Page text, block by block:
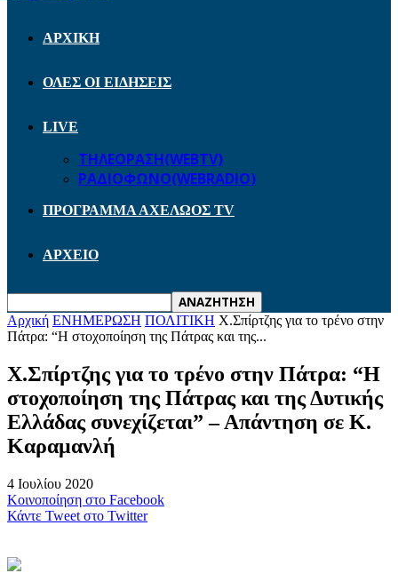
ΑΡΧΙΚΗ
ΟΛΕΣ ΟΙ ΕΙΔΗΣΕΙΣ
LIVE
ΤΗΛΕΟΡΑΣΗ(WEBTV)
ΡΑΔΙΟΦΩΝΟ(WEBRADIO)
ΠΡΟΓΡΑΜΜΑ ΑΧΕΛΩΟΣ TV
ΑΡΧΕΙΟ
Αρχική ΕΝΗΜΕΡΩΣΗ ΠΟΛΙΤΙΚΗ Χ.Σπίρτζης για το τρένο στην
Πάτρα: “Η στοχοποίηση της Πάτρας και της...
Χ.Σπίρτζης για το τρένο στην Πάτρα: “Η
στοχοποίηση της Πάτρας και της Δυτικής
Ελλάδας συνεχίζεται” – Απάντηση σε Κ.
Καραμανλή
4 Ιουλίου 2020
Κοινοποίηση στο Facebook
Κάντε Tweet στο Twitter